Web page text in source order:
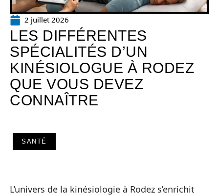
2 juillet 2026
LES DIFFÉRENTES
SPÉCIALITÉS D’UN
KINÉSIOLOGUE À RODEZ
QUE VOUS DEVEZ
CONNAÎTRE
SANTÉ
L’univers de la kinésiologie à Rodez s’enrichit